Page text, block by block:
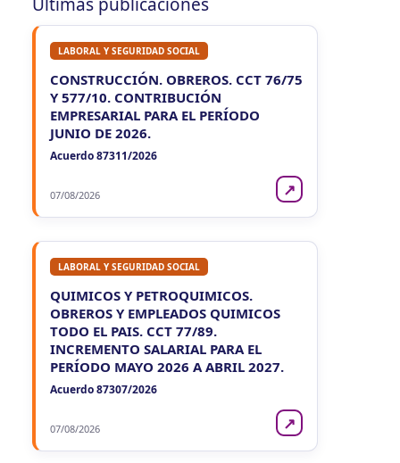
Últimas publicaciones
LABORAL Y SEGURIDAD SOCIAL
CONSTRUCCIÓN. OBREROS. CCT 76/75
Y 577/10. CONTRIBUCIÓN
EMPRESARIAL PARA EL PERÍODO
JUNIO DE 2026.
Acuerdo 87311/2026
07/08/2026 ↗
LABORAL Y SEGURIDAD SOCIAL
QUIMICOS Y PETROQUIMICOS.
OBREROS Y EMPLEADOS QUIMICOS
TODO EL PAIS. CCT 77/89.
INCREMENTO SALARIAL PARA EL
PERÍODO MAYO 2026 A ABRIL 2027.
Acuerdo 87307/2026
07/08/2026 ↗